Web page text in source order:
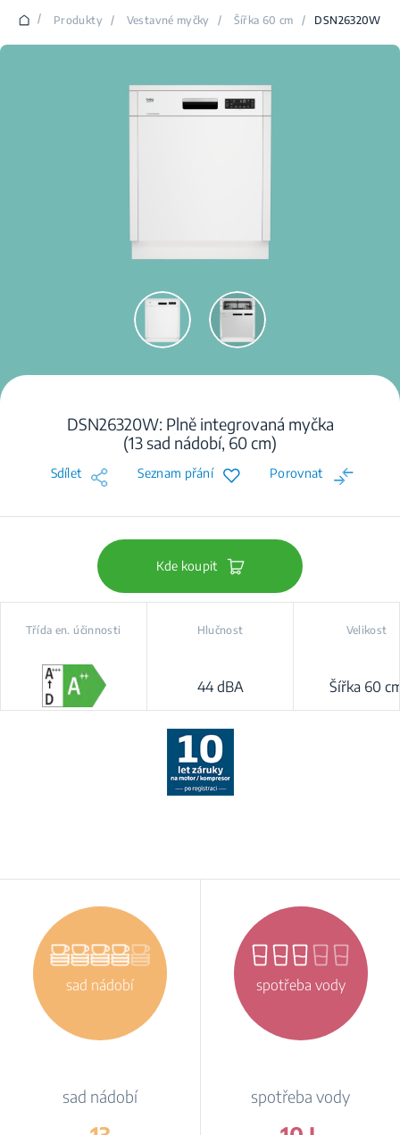
/ Produkty / Vestavné myčky / Šířka 60 cm / DSN26320W
DSN26320W: Plně integrovaná myčka
(13 sad nádobí, 60 cm)
Sdílet Seznam přání Porovnat
Kde koupit
Třída en. účinnosti Hlučnost
44 dBA
Velikost
Šířka 60
sad nádobí
sad nádobí
spotřeba vody
spotřeba vody